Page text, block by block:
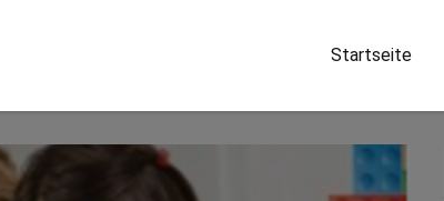
Startseite